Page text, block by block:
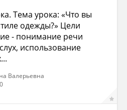
Тема урока: «Что вы
одежды?» Цели
- понимание речи
использование
Валерьевна